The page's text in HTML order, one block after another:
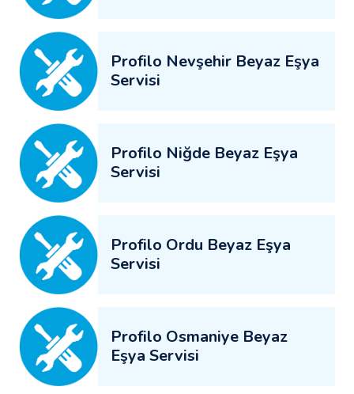
Profilo Nevşehir Beyaz Eşya
Servisi
Profilo Niğde Beyaz Eşya
Servisi
Profilo Ordu Beyaz Eşya
Servisi
Profilo Osmaniye Beyaz
Eşya Servisi